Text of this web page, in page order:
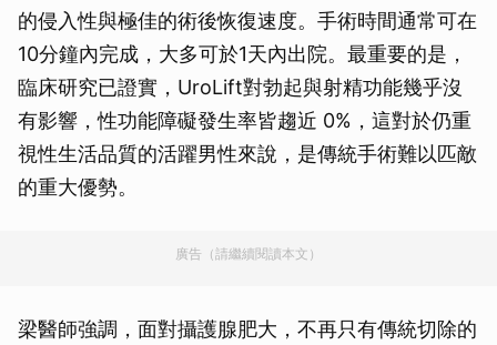
的侵入性與極佳的術後恢復速度。手術時間通常可在
10分鐘內完成，大多可於1天內出院。最重要的是，
臨床研究已證實，UroLift對勃起與射精功能幾乎沒
有影響，性功能障礙發生率皆趨近 0%，這對於仍重
視性生活品質的活躍男性來說，是傳統手術難以匹敵
的重大優勢。
廣告（請繼續閱讀本文）
梁醫師強調，面對攝護腺肥大，不再只有傳統切除的